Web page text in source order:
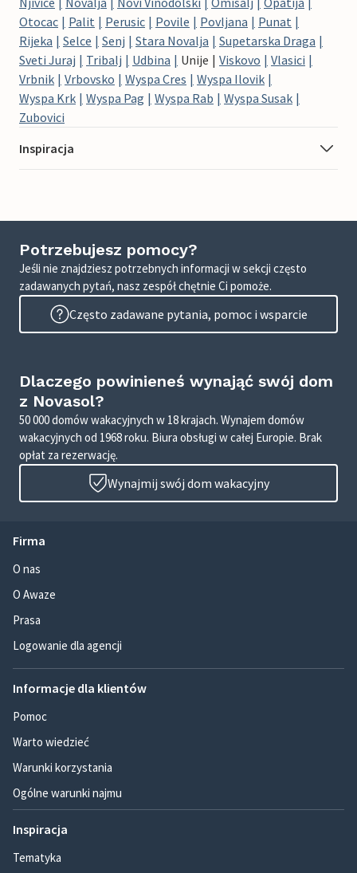
Otocac
Palit Perusic Povile Povljana
Punat
Rijeka
Selce Senj Stara Novalja
Supetarska Draga
Sveti Juraj
Tribalj Udbina Unije Viskovo
Vlasici
Vrbnik
Vrbovsko Wyspa Cres
Wyspa Ilovik
Wyspa Krk
Wyspa Pag Wyspa Rab
Wyspa Susak
Zubovici
Inspiracja
Potrzebujesz pomocy?
Jeśli nie znajdziesz potrzebnych informacji w sekcji często
zadawanych pytań, nasz zespół chętnie Ci pomoże.
Często zadawane pytania, pomoc i wsparcie
Dlaczego powinieneś wynająć swój dom
z Novasol?
50 000 domów wakacyjnych w 18 krajach. Wynajem domów
wakacyjnych od 1968 roku. Biura obsługi w całej Europie. Brak
opłat za rezerwację.
Wynajmij swój dom wakacyjny
Firma
O nas
O Awaze
Prasa
Logowanie dla agencji
Informacje dla klientów
Pomoc
Warto wiedzieć
Warunki korzystania
Ogólne warunki najmu
Inspiracja
Tematyka